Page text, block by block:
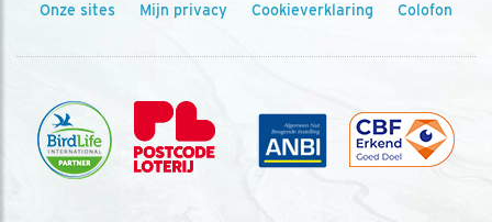
Onze sites Mijn privacy Cookieverklaring Colofon